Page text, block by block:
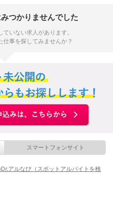
つかりませんでした
いない求人があります。
事を探してみませんか？
スマートフォンサイト
アルなび（スポットアルバイトを検